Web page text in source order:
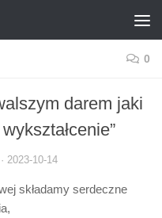
0
darem jaki
· 2023-10-14
składamy serdeczne